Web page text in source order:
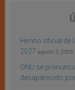
Himno oficial de
2027 agosto 3, 2026
ONU se
desaparecido